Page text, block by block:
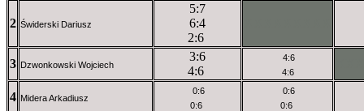
2 Świderski Dariusz
5:7
6:4
2:6
3 Dzwonkowski Wojciech
3:6
4:6
4:6
4:6
4 Midera Arkadiusz
0:6
0:6
0:6
0:6